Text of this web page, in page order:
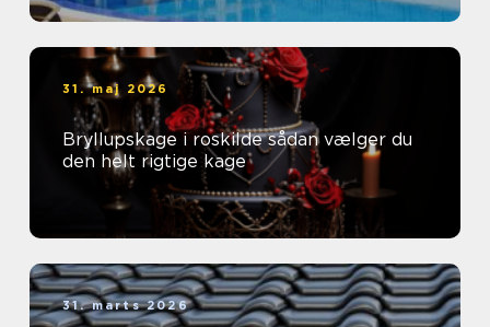
31. maj 2026
Bryllupskage i roskilde sådan vælger du
den helt rigtige kage
31. marts 2026